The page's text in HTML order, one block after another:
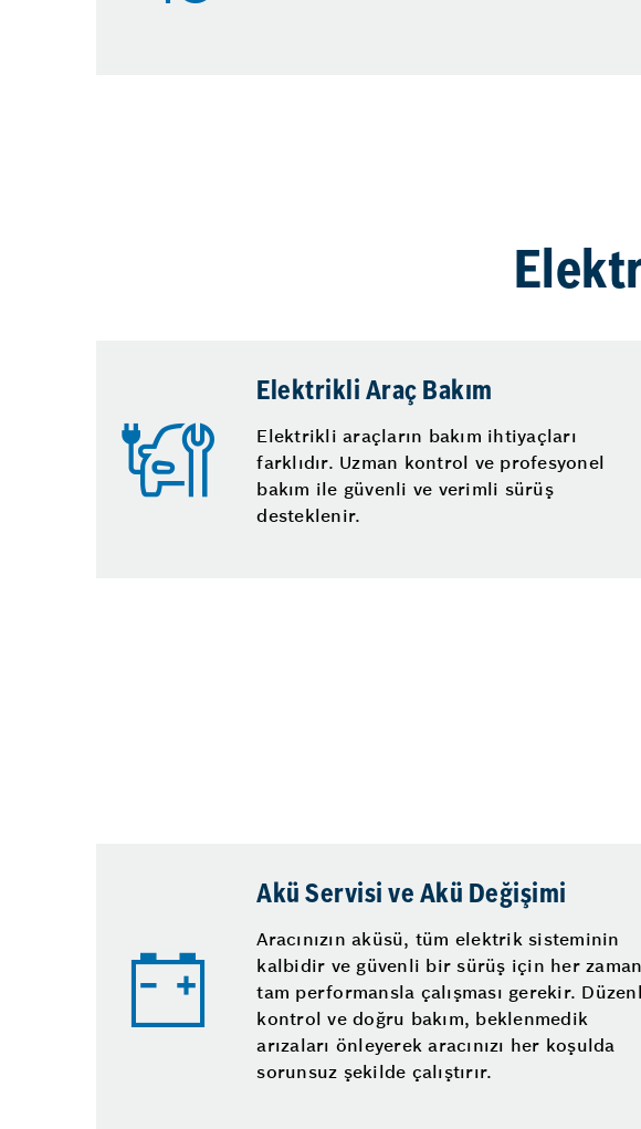
Elektrikli Araç Bakım
Elektrikli araçların bakım ihtiyaçları
farklıdır. Uzman kontrol ve profesyonel
bakım ile güvenli ve verimli sürüş
desteklenir.
Akü Servisi ve Akü Değişimi
Aracınızın aküsü, tüm elektrik sisteminin
kalbidir ve güvenli bir sürüş için her zaman
tam performansla çalışması gerekir.
kontrol ve doğru bakım, beklenmedik
arızaları önleyerek aracınızı her koşulda
sorunsuz şekilde çalıştırır.